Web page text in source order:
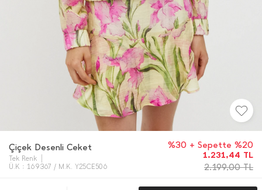
Çiçek Desenli Ceket
Tek Renk
Ü.K : 169367 / M.K. Y25CE506
%30 + Sepette %20
1.231,44 TL
2.199,00TL